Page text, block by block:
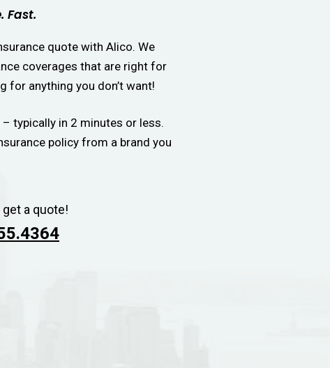
Fast.
quote with Alico. We
coverages that are right for
for anything you don’t want!
– typically in 2 minutes or less.
policy from a brand you
a quote!